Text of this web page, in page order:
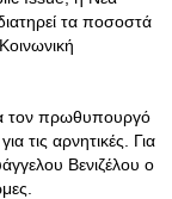
τα ποσοστά
τον πρωθυπουργό
τις αρνητικές. Για
Βενιζέλου ο